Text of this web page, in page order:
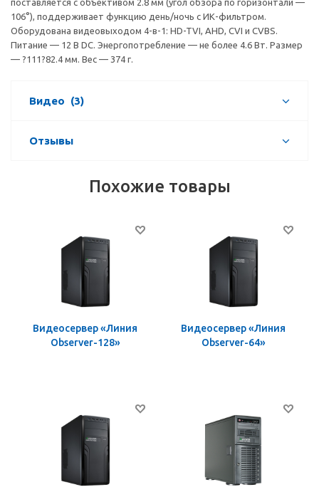
поставляется с объективом 2.8 мм (угол обзора по горизонтали —
106°), поддерживает функцию день/ночь с ИК-фильтром.
Оборудована видеовыходом 4-в-1: HD-TVI, AHD, CVI и CVBS.
Питание — 12 В DC. Энергопотребление — не более 4.6 Вт. Размер
— ?111?82.4 мм. Вес — 374 г.
Видео (3)
Отзывы
Похожие товары
Видеосервер «Линия
Observer-128»
Видеосервер «Линия
Observer-64»